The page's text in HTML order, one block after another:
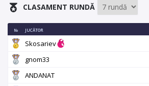
CLASAMENT RUNDĂ
№ JUCĂTOR
Skosariev
gnom33
ANDANAT